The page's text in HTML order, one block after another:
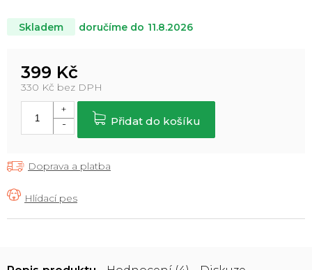
Skladem doručíme do 11.8.2026
399 Kč
330 Kč bez DPH
cena:
Přidat do košíku
Doprava a platba